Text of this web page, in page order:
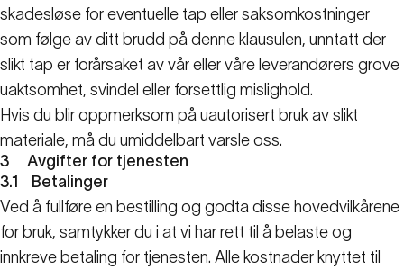
skadesløse for eventuelle tap eller saksomkostninger
som følge av ditt brudd på denne klausulen, unntatt der
slikt tap er forårsaket av vår eller våre leverandørers grove
uaktsomhet, svindel eller forsettlig mislighold.
Hvis du blir oppmerksom på uautorisert bruk av slikt
materiale, må du umiddelbart varsle oss.
3
Avgifter for tjenesten
3.1
Betalinger
Ved å fullføre en bestilling og godta disse hovedvilkårene
for bruk, samtykker du i at vi har rett til å belaste og
innkreve betaling for tjenesten. Alle kostnader knyttet til